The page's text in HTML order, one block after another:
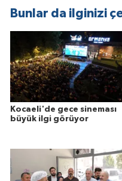
Bunlar da ilginizi
Kocaeli'de gece sineması
büyük ilgi görüyor